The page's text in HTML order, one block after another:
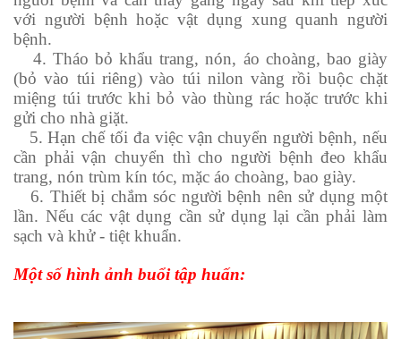
với người bệnh hoặc vật dụng xung quanh người
bệnh.
4. Tháo bỏ khẩu trang, nón, áo choàng, bao giày
(bỏ vào túi riêng) vào túi nilon vàng rồi buộc chặt
miệng túi trước khi bỏ vào thùng rác hoặc trước khi
gửi cho nhà giặt.
5. Hạn chế tối đa việc vận chuyển người bệnh, nếu
cần phải vận chuyển thì cho người bệnh đeo khẩu
trang, nón trùm kín tóc, mặc áo choàng, bao giày.
6. Thiết bị chắm sóc người bệnh nên sử dụng một
lần. Nếu các vật dụng cần sử dụng lại cần phải làm
sạch và khử - tiệt khuẩn.
Một số hình ảnh buổi tập huấn: